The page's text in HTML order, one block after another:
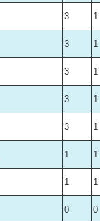
3 1
3 1
3 1
3 1
3 1
1 1
1 1
0 0